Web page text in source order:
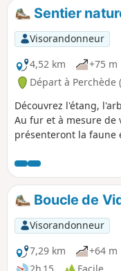
boueux et glissants
fois passé la ville
la promenade du Lac
Sentier
Visorandonneur
4,52 km
+75 m
Départ à Perchède
Découvrez l'étang,
Au fur et à mesure de
présenteront la faune
Boucle de
Visorandonneur
7,29 km
+64 m